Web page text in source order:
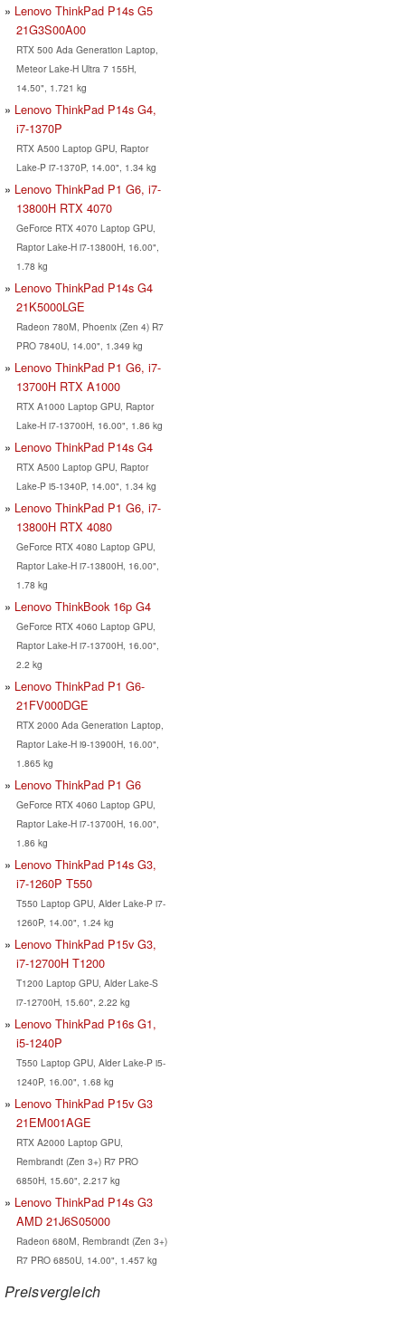
Lenovo ThinkPad P14s G5
21G3S00A00
RTX 500 Ada Generation Laptop,
Meteor Lake-H Ultra 7 155H,
14.50", 1.721 kg
Lenovo ThinkPad P14s G4,
i7-1370P
RTX A500 Laptop GPU, Raptor
Lake-P i7-1370P, 14.00", 1.34 kg
Lenovo ThinkPad P1 G6, i7-
13800H RTX 4070
GeForce RTX 4070 Laptop GPU,
Raptor Lake-H i7-13800H, 16.00",
1.78 kg
Lenovo ThinkPad P14s G4
21K5000LGE
Radeon 780M, Phoenix (Zen 4) R7
PRO 7840U, 14.00", 1.349 kg
Lenovo ThinkPad P1 G6, i7-
13700H RTX A1000
RTX A1000 Laptop GPU, Raptor
Lake-H i7-13700H, 16.00", 1.86 kg
Lenovo ThinkPad P14s G4
RTX A500 Laptop GPU, Raptor
Lake-P i5-1340P, 14.00", 1.34 kg
Lenovo ThinkPad P1 G6, i7-
13800H RTX 4080
GeForce RTX 4080 Laptop GPU,
Raptor Lake-H i7-13800H, 16.00",
1.78 kg
Lenovo ThinkBook 16p G4
GeForce RTX 4060 Laptop GPU,
Raptor Lake-H i7-13700H, 16.00",
2.2 kg
Lenovo ThinkPad P1 G6-
21FV000DGE
RTX 2000 Ada Generation Laptop,
Raptor Lake-H i9-13900H, 16.00",
1.865 kg
Lenovo ThinkPad P1 G6
GeForce RTX 4060 Laptop GPU,
Raptor Lake-H i7-13700H, 16.00",
1.86 kg
Lenovo ThinkPad P14s G3,
i7-1260P T550
T550 Laptop GPU, Alder Lake-P i7-
1260P, 14.00", 1.24 kg
Lenovo ThinkPad P15v G3,
i7-12700H T1200
T1200 Laptop GPU, Alder Lake-S
i7-12700H, 15.60", 2.22 kg
Lenovo ThinkPad P16s G1,
i5-1240P
T550 Laptop GPU, Alder Lake-P i5-
1240P, 16.00", 1.68 kg
Lenovo ThinkPad P15v G3
21EM001AGE
RTX A2000 Laptop GPU,
Rembrandt (Zen 3+) R7 PRO
6850H, 15.60", 2.217 kg
Lenovo ThinkPad P14s G3
AMD 21J6S05000
Radeon 680M, Rembrandt (Zen 3+)
R7 PRO 6850U, 14.00", 1.457 kg
Preisvergleich